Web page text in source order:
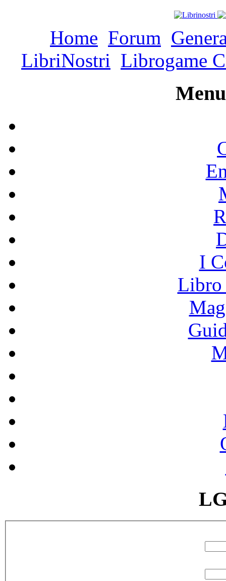
Home Forum
LibriNostri Librogame
I
Libro